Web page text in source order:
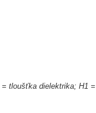
tloušťka dielektrika; H1 =